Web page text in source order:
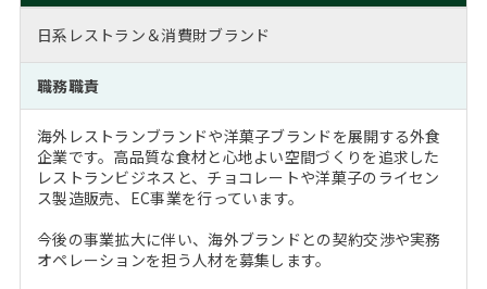
MBA留学生数の推移
インターン受入企業一覧
MBAを生かす求人特集
年齢と年収の相関図
注目企業インタビュー
Career Talk Live
MBA NETWORKING
ニュースリリース
日系レストラン＆消費財ブランド
職務職責
海外レストランブランドや洋菓子ブランドを展開する外食
企業です。高品質な食材と心地よい空間づくりを追求した
レストランビジネスと、チョコレートや洋菓子のライセン
ス製造販売、EC事業を行っています。
今後の事業拡大に伴い、海外ブランドとの契約交渉や実務
オペレーションを担う人材を募集します。